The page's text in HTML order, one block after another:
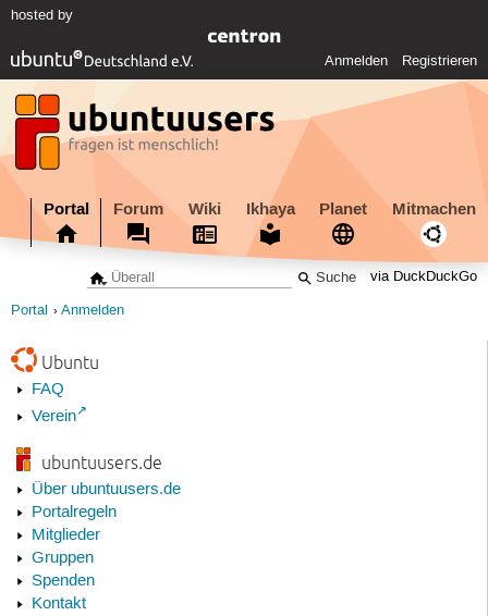
hosted by
Anmelden Registrieren
Portal Forum Wiki Ikhaya Planet Mitmachen
via DuckDuckGo
Portal Anmelden
Ubuntu
FAQ
Verein
ubuntuusers.de
Über ubuntuusers.de
Portalregeln
Mitglieder
Gruppen
Spenden
Kontakt